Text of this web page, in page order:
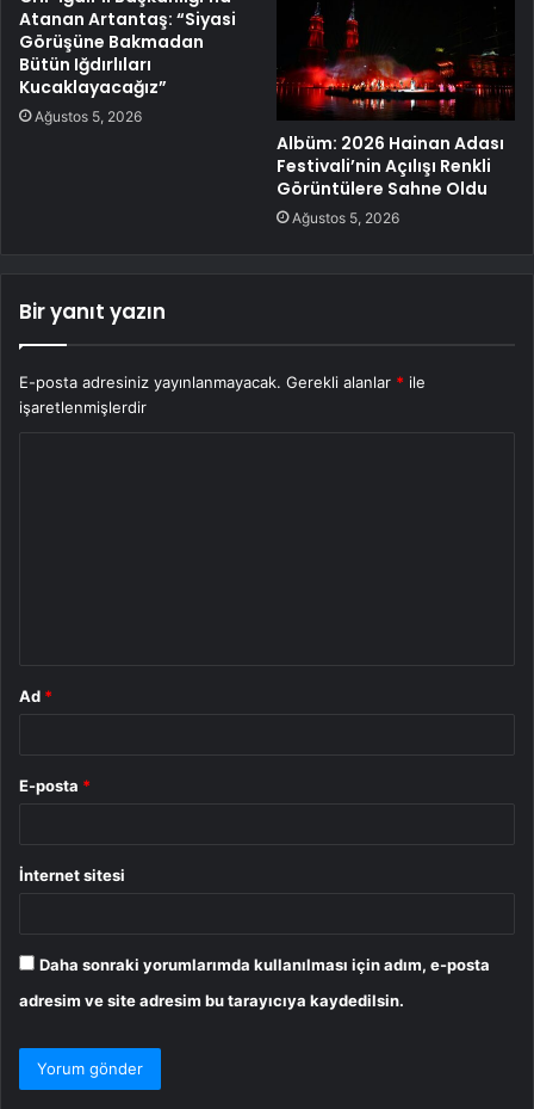
Atanan Artantaş: “Siyasi
Görüşüne Bakmadan
Bütün Iğdırlıları
Kucaklayacağız”
Ağustos 5, 2026
Albüm: 2026 Hainan Adası
Festivali’nin Açılışı Renkli
Görüntülere Sahne Oldu
Ağustos 5, 2026
Bir yanıt yazın
E-posta adresiniz yayınlanmayacak. Gerekli alanlar * ile
işaretlenmişlerdir
Ad *
E-posta *
İnternet sitesi
Daha sonraki yorumlarımda kullanılması için adım, e-posta
adresim ve site adresim bu tarayıcıya kaydedilsin.